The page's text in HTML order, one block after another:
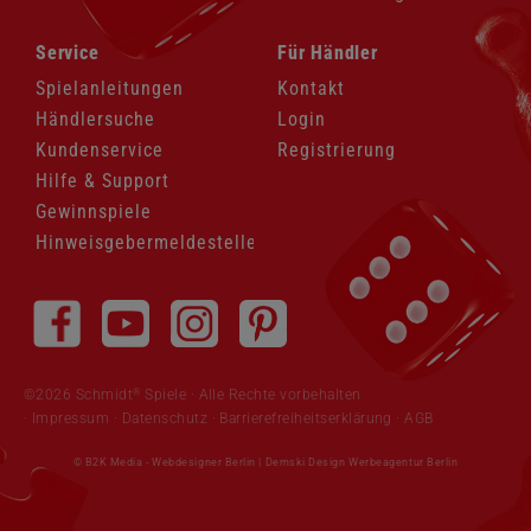
Navigation
überspringen
Service
Spielanleitungen
Händlersuche
Kundenservice
Hilfe & Support
Gewinnspiele
Hinweisgebermeldestelle
Navigation
überspringen
Für Händler
Kontakt
Login
Registrierung
überspringen
©2026 Schmidt ®
Spiele · Alle Rechte vorbehalten
Impressum · Datenschutz · Barrierefreiheitserklärung ·AGB
© B2K Media -Webdesigner Berlin Demski Design Werbeagentur Berlin